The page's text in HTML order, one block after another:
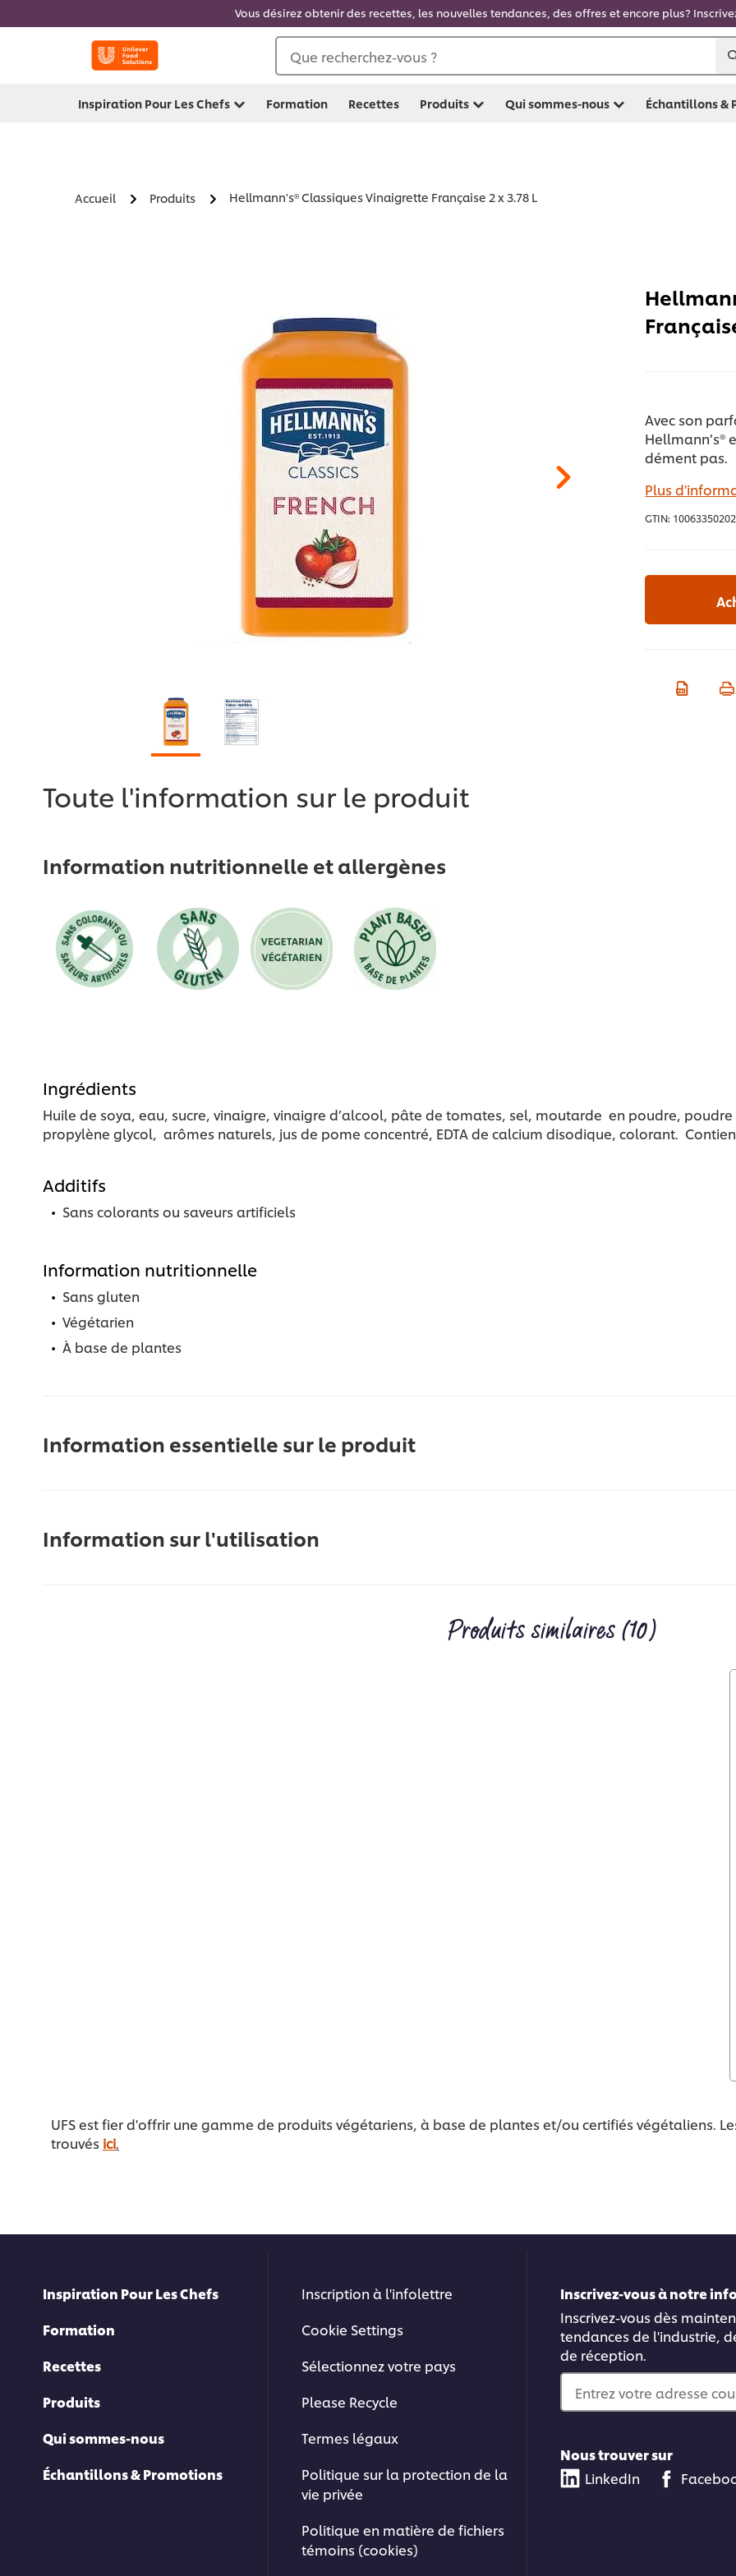
Vous désirez obtenir des recettes, les nouvelles tendances, des offres et encore plus?
Que recherchez-vous ?
Inspiration Pour Les Chefs Formation Recettes Produits Qui sommes-nous Échantillons &
Accueil Produits Hellmann's® Classiques Vinaigrette Française 2 x 3.78 L
Avec son
dément pas.
Plus
GTIN:
Toute l'information sur le produit
Information nutritionnelle et allergènes
Ingrédients
Huile de soya, eau, sucre, vinaigre, vinaigre d’alcool, pâte de tomates, sel, moutarde en poudre,
propylène glycol, arômes naturels, jus de pome concentré, EDTA de calcium disodique, colorant.
Additifs
Sans colorants ou saveurs artificiels
Information nutritionnelle
Sans gluten
Végétarien
À base de plantes
Information essentielle sur le produit
Information sur l'utilisation
Produits similaires (10)
UFS est fier d'offrir une gamme de produits végétariens, à base de plantes et/ou certifiés végétaliens.
trouvés ici.
Inspiration Pour Les Chefs
Formation
Recettes
Produits
Qui sommes-nous
Échantillons & Promotions
Inscription à l'infolettre
Cookie Settings
Sélectionnez votre pays
Please Recycle
Termes légaux
Politique sur la protection de la
vie privée
Politique en matière de fichiers
témoins (cookies)
Inscrivez-vous à notre
Inscrivez-vous dès
tendances de l'industrie,
de réception.
Entrez votre adresse
Nous trouver sur
LinkedIn